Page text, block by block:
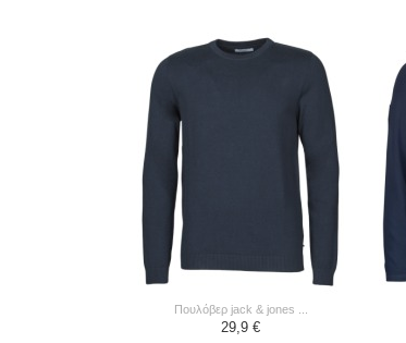
πουλόβερ jack & jones ...
29,9 €